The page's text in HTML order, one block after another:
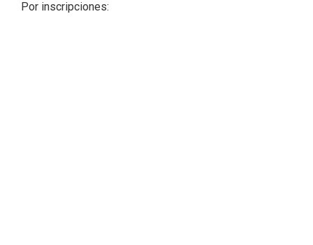
Por inscripciones: